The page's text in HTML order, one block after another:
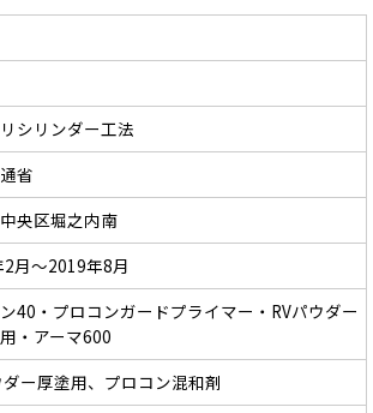
シリンダー工法
省
央区堀之内南
月～2019年8月
40・プロコンガードプライマー・RVパウダー
・アーマ600
ダー厚塗用、プロコン混和剤